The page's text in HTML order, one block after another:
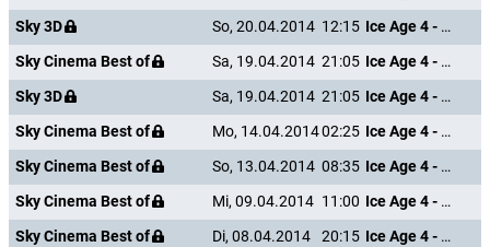
Sky 3D
So, 20.04.2014 12:15
Ice Age 4 - Voll verschoben
Sky Cinema Best of
Sa, 19.04.2014 21:05
Ice Age 4 - Voll verschoben
Sky 3D
Sa, 19.04.2014 21:05
Ice Age 4 - Voll verschoben
Sky Cinema Best of
Mo, 14.04.201402:25
Ice Age 4 - Voll verschoben
Sky Cinema Best of
So, 13.04.2014 08:35
Ice Age 4 - Voll verschoben
Sky Cinema Best of
Mi, 09.04.2014 11:00
Ice Age 4 - Voll verschoben
Sky Cinema Best of
Di, 08.04.2014 20:15
Ice Age 4 - Voll verschoben